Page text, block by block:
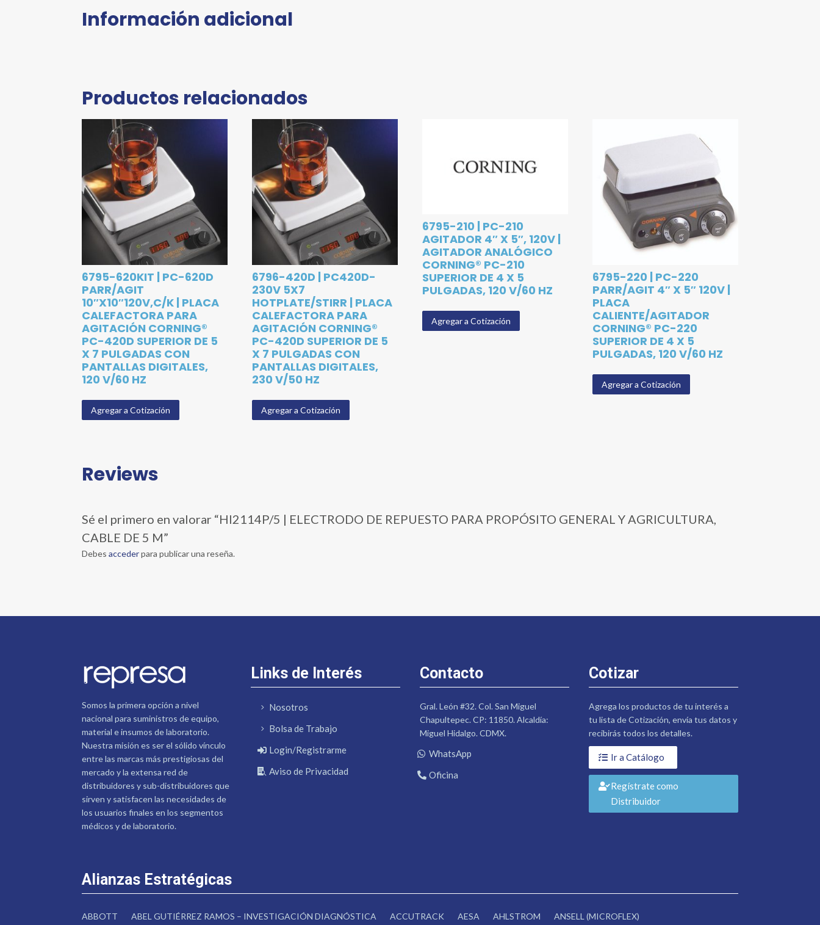
Información adicional
Productos relacionados
6795-620KIT | PC-620D
PARR/AGIT
10″X10″120V,C/K | PLACA
CALEFACTORA PARA
AGITACIÓN CORNING®
PC-420D SUPERIOR DE 5
X 7 PULGADAS CON
PANTALLAS DIGITALES,
120 V/60 HZ
Agregar a Cotización
6796-420D | PC420D-
230V 5X7
HOTPLATE/STIRR | PLACA
CALEFACTORA PARA
AGITACIÓN CORNING®
PC-420D SUPERIOR DE 5
X 7 PULGADAS CON
PANTALLAS DIGITALES,
230 V/50 HZ
Agregar a Cotización
6795-210 | PC-210
AGITADOR 4″ X 5″, 120V |
AGITADOR ANALÓGICO
CORNING® PC-210
SUPERIOR DE 4 X 5
PULGADAS, 120 V/60 HZ
Agregar a Cotización
6795-220 | PC-220
PARR/AGIT 4″ X 5″ 120V |
PLACA
CALIENTE/AGITADOR
CORNING® PC-220
SUPERIOR DE 4 X 5
PULGADAS, 120 V/60 HZ
Agregar a Cotización
Reviews
Sé el primero en valorar “HI2114P/5 | ELECTRODO DE REPUESTO PARA PROPÓSITO GENERAL Y AGRICULTURA,
CABLE DE 5 M”
Debesaccederpara publicar una reseña.
Somos la primera opción a nivel
nacional para suministros de equipo,
material e insumos de laboratorio.
Nuestra misión es ser el sólido vínculo
entre las marcas más prestigiosas del
mercado y la extensa red de
distribuidores y sub-distribuidores que
sirven y satisfacen las necesidades de
los usuarios finales en los segmentos
médicos y de laboratorio.
Links de Interés
Nosotros
Bolsa de Trabajo
Login/Registrarme
Aviso de Privacidad
Contacto
Gral. León #32. Col. San Miguel
Chapultepec. CP: 11850. Alcaldía:
Miguel Hidalgo. CDMX.
WhatsApp
Oficina
Cotizar
Agrega los productos de tu interés a
tu lista de Cotización, envía tus datos y
recibirás todos los detalles.
Ir a Catálogo
Regístrate como
Distribuidor
Alianzas Estratégicas
ABBOTT ABEL GUTIÉRREZ RAMOS – INVESTIGACIÓN DIAGNÓSTICA ACCUTRACK AESA AHLSTROM ANSELL (MICROFLEX)